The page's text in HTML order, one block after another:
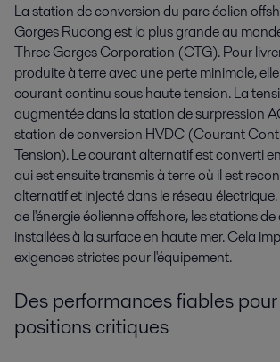
La station de conversion du parc éolien
Gorges Rudong est la plus grande au
Three Gorges Corporation (CTG). Pour
produite à terre avec une perte minimale,
courant continu sous haute tension. La
augmentée dans la station de surpression
station de conversion HVDC (Courant
Tension). Le courant alternatif est converti
qui est ensuite transmis à terre où il est
alternatif et injecté dans le réseau
de l'énergie éolienne offshore, les stations
installées à la surface en haute mer. Cela
exigences strictes pour l'équipement.
Des performances fiables
positions critiques